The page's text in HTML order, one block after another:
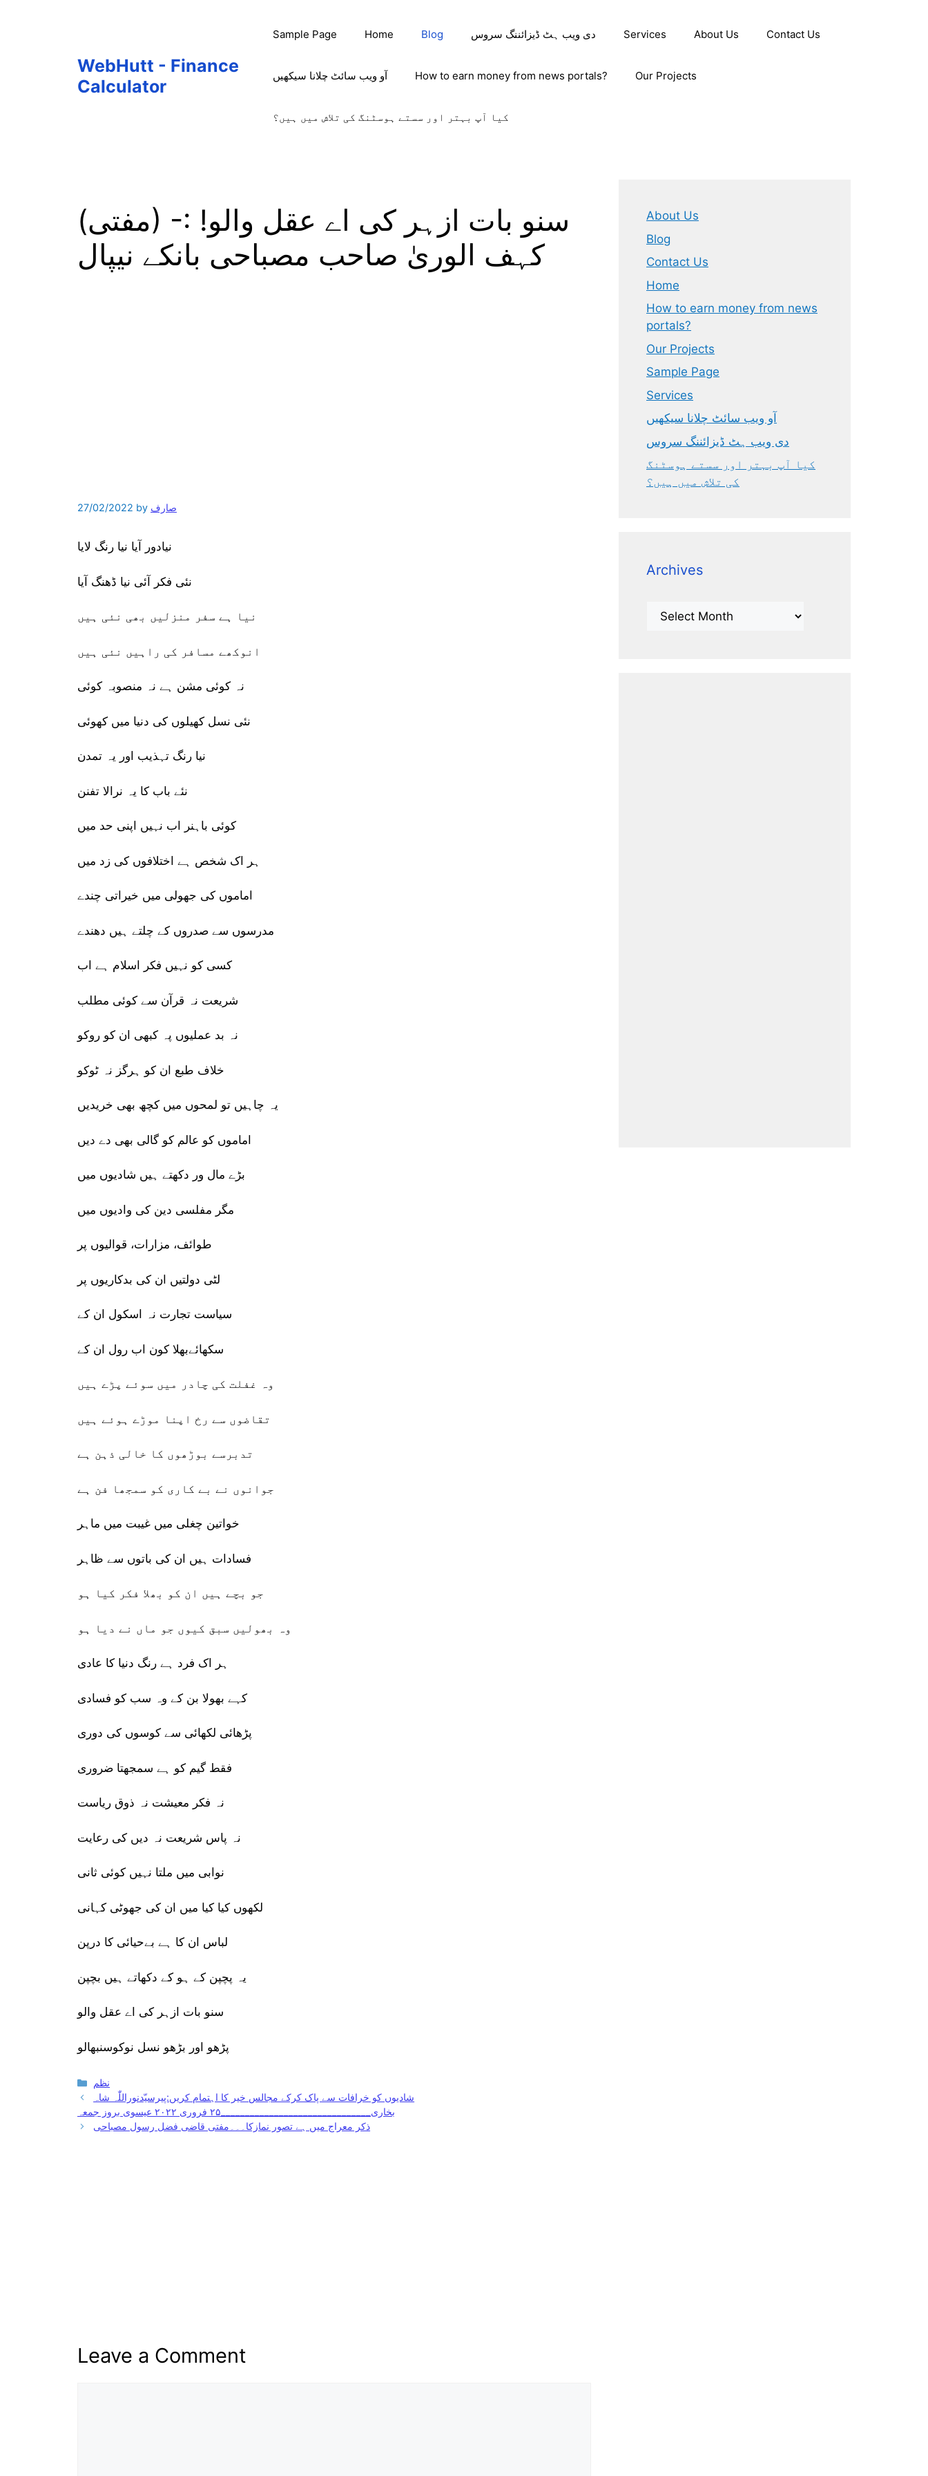
WebHutt - Finance
Calculator
Sample Page Home Blog دی ویب ہٹ ڈیزائننگ سروس Services About Us Contact Us
آو ویب سائٹ چلانا سیکھیں How to earn money from news portals? Our Projects
کیا آپ بہتر اور سستے ہوسٹنگ کی تلاش میں ہیں؟
سنو بات ازہر کی اے عقل والو! :- (مفتی)
کہف الوریٰ صاحب مصباحی بانکے نیپال
27/02/2022 by صارف
نیادور آیا نیا رنگ لایا
نئی فکر آئی نیا ڈھنگ آیا
نیا ہے سفر منزلیں بھی نئی ہیں
انوکھے مسافر کی راہیں نئی ہیں
نہ کوئی مشن ہے نہ منصوبہ کوئی
نئی نسل کھیلوں کی دنیا میں کھوئی
نیا رنگ تہذیب اور یہ تمدن
نئے باب کا یہ نرالا تفنن
کوئی باہنر اب نہیں اپنی حد میں
ہر اک شخص ہے اختلافوں کی زد میں
اماموں کی جھولی میں خیراتی چندے
مدرسوں سے صدروں کے چلتے ہیں دھندے
کسی کو نہیں فکر اسلام ہے اب
شریعت نہ قرآن سے کوئی مطلب
نہ بد عملیوں پہ کبھی ان کو روکو
خلاف طبع ان کو ہرگز نہ ٹوکو
یہ چاہیں تو لمحوں میں کچھ بھی خریدیں
اماموں کو عالم کو گالی بھی دے دیں
بڑے مال ور دکھتے ہیں شادیوں میں
مگر مفلسی دین کی وادیوں میں
طوائف، مزارات، قوالیوں پر
لٹی دولتیں ان کی بدکاریوں پر
سیاست تجارت نہ اسکول ان کے
سکھائےبھلا کون اب رول ان کے
وہ غفلت کی چادر میں سوئے پڑے ہیں
تقاضوں سے رخ اپنا موڑے ہوئے ہیں
تدبرسے بوڑھوں کا خالی ذہن ہے
جوانوں نے بے کاری کو سمجھا فن ہے
خواتین چغلی میں غیبت میں ماہر
فسادات ہیں ان کی باتوں سے ظاہر
جو بچے ہیں ان کو بھلا فکر کیا ہو
وہ بھولیں سبق کیوں جو ماں نے دیا ہو
ہر اک فرد ہے رنگ دنیا کا عادی
کہے بھولا بن کے وہ سب کو فسادی
پڑھائی لکھائی سے کوسوں کی دوری
فقط گیم کو ہے سمجھتا ضروری
نہ فکر معیشت نہ ذوق ریاست
نہ پاس شریعت نہ دیں کی رعایت
نوابی میں ملتا نہیں کوئی ثانی
لکھوں کیا کیا میں ان کی جھوٹی کہانی
لباس ان کا ہے بےحیائی کا درپن
یہ پچپن کے ہو کے دکھاتے ہیں بچپن
سنو بات ازہر کی اے عقل والو
پڑھو اور بڑھو نسل نوکوسنبھالو
Categories
نظم
شادیوں کو خرافات سے پاک کرکے مجالس خیر کا اہتمام کریں:پیرسیّدنوراللّٰہ شاہ
بخاری_______________________________۲۵ فروری ۲۰۲۲ عیسوی بروز جمعہ
ذکر معراج میں ہے تصور نمازکا۔۔۔مفتی قاضی فضل رسول مصباحی
Leave a Comment
About Us
Blog
Contact Us
Home
How to earn money from news
portals?
Our Projects
Sample Page
Services
آو ویب سائٹ چلانا سیکھیں
دی ویب ہٹ ڈیزائننگ سروس
کیا آپ بہتر اور سستے ہوسٹنگ
کی تلاش میں ہیں؟
Archives
Archives